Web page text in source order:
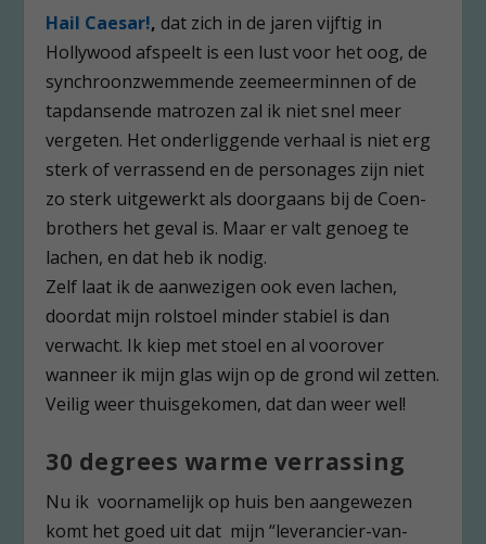
Hail Caesar!, dat zich in de jaren vijftig in
Hollywood afspeelt is een lust voor het oog, de
synchroonzwemmende zeemeerminnen of de
tapdansende matrozen zal ik niet snel meer
vergeten. Het onderliggende verhaal is niet erg
sterk of verrassend en de personages zijn niet
zo sterk uitgewerkt als doorgaans bij de Coen-
brothers het geval is. Maar er valt genoeg te
lachen, en dat heb ik nodig.
Zelf laat ik de aanwezigen ook even lachen,
doordat mijn rolstoel minder stabiel is dan
verwacht. Ik kiep met stoel en al voorover
wanneer ik mijn glas wijn op de grond wil zetten.
Veilig weer thuisgekomen, dat dan weer wel!
30 degrees warme verrassing
Nu ik voornamelijk op huis ben aangewezen
komt het goed uit dat mijn “leverancier-van-